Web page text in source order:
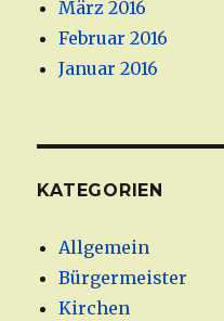
März 2016
Februar 2016
Januar 2016
KATEGORIEN
Allgemein
Bürgermeister
Kirchen